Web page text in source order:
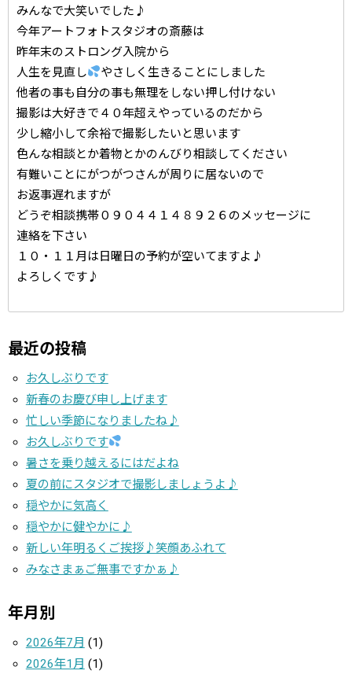
みんなで大笑いでした♪
今年アートフォトスタジオの斎藤は
昨年末のストロング入院から
人生を見直し
やさしく生きることにしました
他者の事も自分の事も無理をしない押し付けない
撮影は大好きで４０年超えやっているのだから
少し縮小して余裕で撮影したいと思います
色んな相談とか着物とかのんびり相談してください
有難いことにがつがつさんが周りに居ないので
お返事遅れますが
どうぞ相談携帯０９０４４１４８９２６のメッセージに
連絡を下さい
１０・１１月は日曜日の予約が空いてますよ♪
よろしくです♪
最近の投稿
お久しぶりです
新春のお慶び申し上げます
忙しい季節になりましたね♪
お久しぶりです
暑さを乗り越えるにはだよね
夏の前にスタジオで撮影しましょうよ♪
穏やかに気高く
穏やかに健やかに♪
新しい年明るくご挨拶♪笑顔あふれて
みなさまぁご無事ですかぁ♪
年月別
2026年7月 (1)
2026年1月 (1)